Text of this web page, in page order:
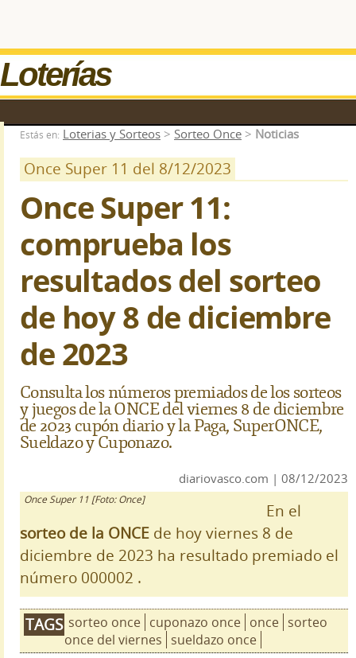
Loterías
Estás en: Loterias y Sorteos > Sorteo Once > Noticias
Once Super 11 del 8/12/2023
Once Super 11:
comprueba los
resultados del sorteo
de hoy 8 de diciembre
de 2023
Consulta los números premiados de los sorteos
y juegos de la ONCE del viernes 8 de diciembre
de 2023 cupón diario y la Paga, SuperONCE,
Sueldazo y Cuponazo.
diariovasco.com | 08/12/2023
Once Super 11 [Foto: Once]
En el
sorteo de la ONCE de hoy viernes 8 de
diciembre de 2023 ha resultado premiado el
número 000002 .
TAGS sorteo once cuponazo once once sorteo
once del viernes sueldazo once